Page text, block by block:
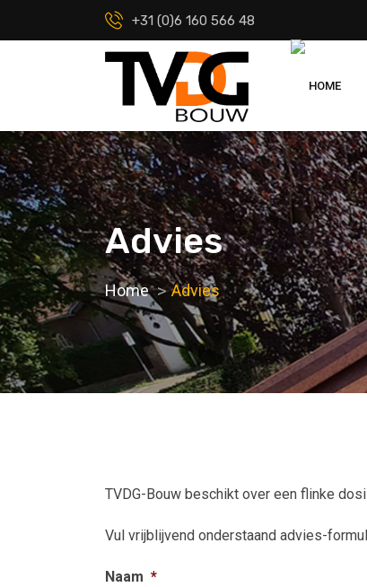
+31 (0)6 160 566 48
HOME
Advies
Home Advies
TVDG-Bouw beschikt over een flinke
Vul vrijblijvend onderstaand advies-
Naam *